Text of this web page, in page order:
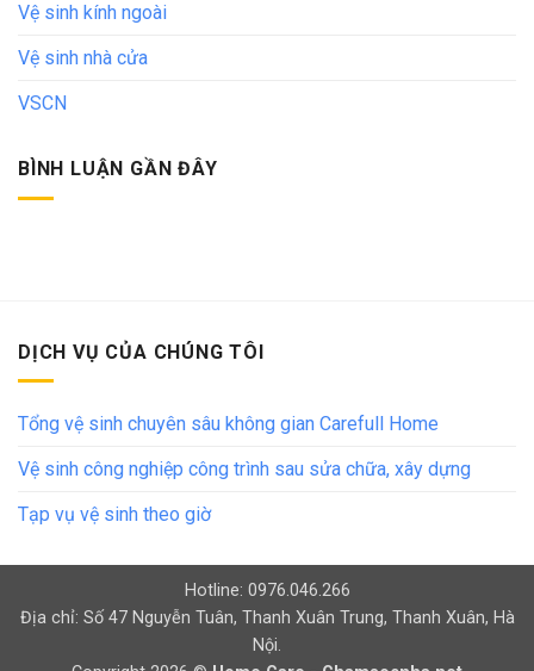
Vệ sinh kính ngoài
Vệ sinh nhà cửa
VSCN
BÌNH LUẬN GẦN ĐÂY
DỊCH VỤ CỦA CHÚNG TÔI
Tổng vệ sinh chuyên sâu không gian Carefull Home
Vệ sinh công nghiệp công trình sau sửa chữa, xây dựng
Tạp vụ vệ sinh theo giờ
Hotline: 0976.046.266
Địa chỉ: Số 47 Nguyễn Tuân, Thanh Xuân Trung, Thanh Xuân, Hà
Nội.